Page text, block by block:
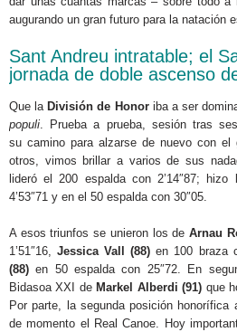
augurando un gran futuro para la natación
Sant Andreu intratable; el
jornada de doble ascenso
Que la División de Honoriba a ser
populi. Prueba a prueba, sesión tras
su camino para alzarse de nuevo con el
otros, vimos brillar a varios de sus
lideró el 200 espalda con 2’14″87;
4’53″71 y en el 50 espalda con 30″05.
A esos triunfos se unieron los de Arnau
1’51″16,Jessica Vall (88) en 100 braza
(88) en 50 espalda con 25″72. En
Bidasoa XXI de Markel Alberdi (91) que
Por parte, la segunda posición
de momento el Real Canoe. Hoy